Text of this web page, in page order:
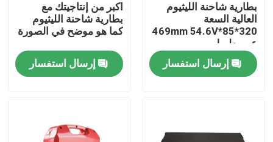
بطارية شاحنة الليثيوم
العالية السعة
320*85*469mm 54.6V
عمر طويل
إرسال استفسار
اكبر من إنتاجيتك مع
بطارية شاحنة الليثيوم
كما هو موضح في الصورة
إرسال استفسار